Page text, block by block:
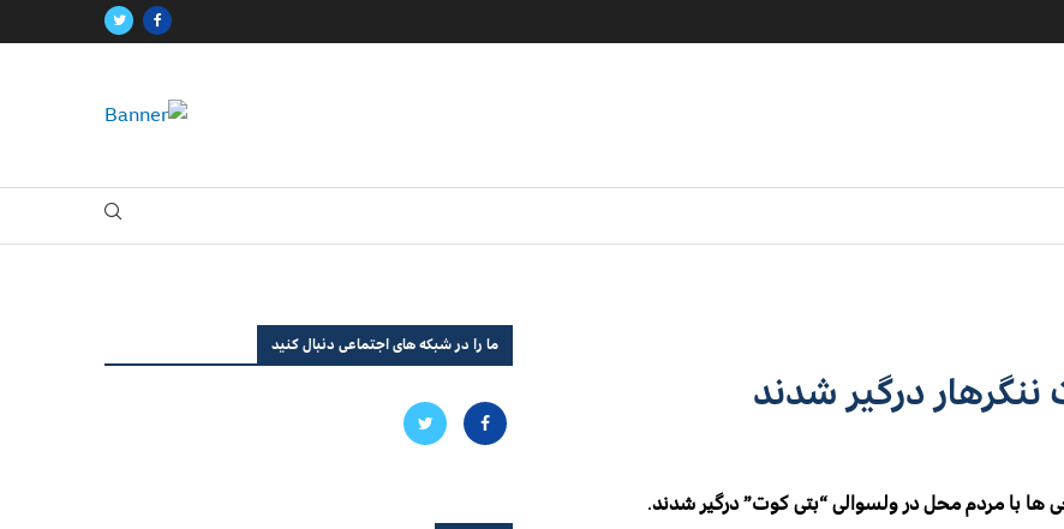
درگیر شدند
با مردم محل در ولسوالی “بتی کوت” درگیر شدند.
ما را در شبکه های اجتماعی دنبال کنید